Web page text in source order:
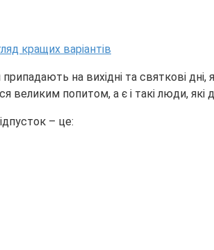
на вихідні та святкові
великим попитом, а є і такі люди,
– це: